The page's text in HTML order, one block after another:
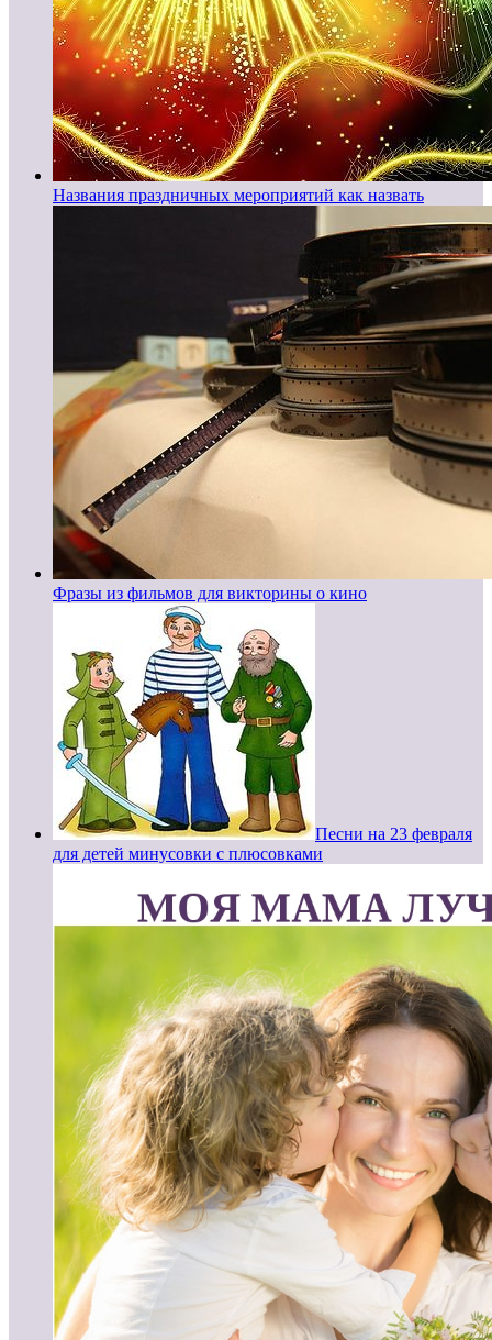
Названия праздничных мероприятий как назвать
Фразы из фильмов для викторины о кино
Песни на 23 февраля
для детей минусовки с плюсовками